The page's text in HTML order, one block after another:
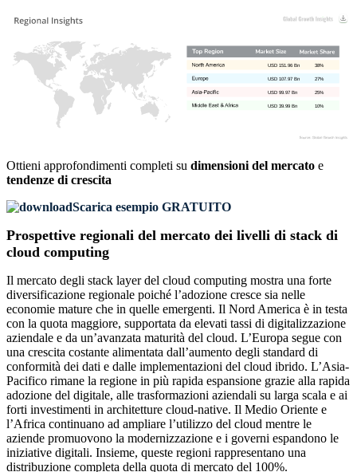
10%
USD 39.99 Bn
25%
USD 99.97 Bn
27%
USD 107.97 Bn
38%
USD 151.96 Bn
Ottieni approfondimenti completi su dimensioni del mercato e
tendenze di crescita
Scarica esempio GRATUITO
Prospettive regionali del mercato dei livelli di stack di
cloud computing
Il mercato degli stack layer del cloud computing mostra una forte
diversificazione regionale poiché l’adozione cresce sia nelle
economie mature che in quelle emergenti. Il Nord America è in testa
con la quota maggiore, supportata da elevati tassi di digitalizzazione
aziendale e da un’avanzata maturità del cloud. L’Europa segue con
una crescita costante alimentata dall’aumento degli standard di
conformità dei dati e dalle implementazioni del cloud ibrido. L’Asia-
Pacifico rimane la regione in più rapida espansione grazie alla rapida
adozione del digitale, alle trasformazioni aziendali su larga scala e ai
forti investimenti in architetture cloud-native. Il Medio Oriente e
l’Africa continuano ad ampliare l’utilizzo del cloud mentre le
aziende promuovono la modernizzazione e i governi espandono le
iniziative digitali. Insieme, queste regioni rappresentano una
distribuzione completa della quota di mercato del 100%.